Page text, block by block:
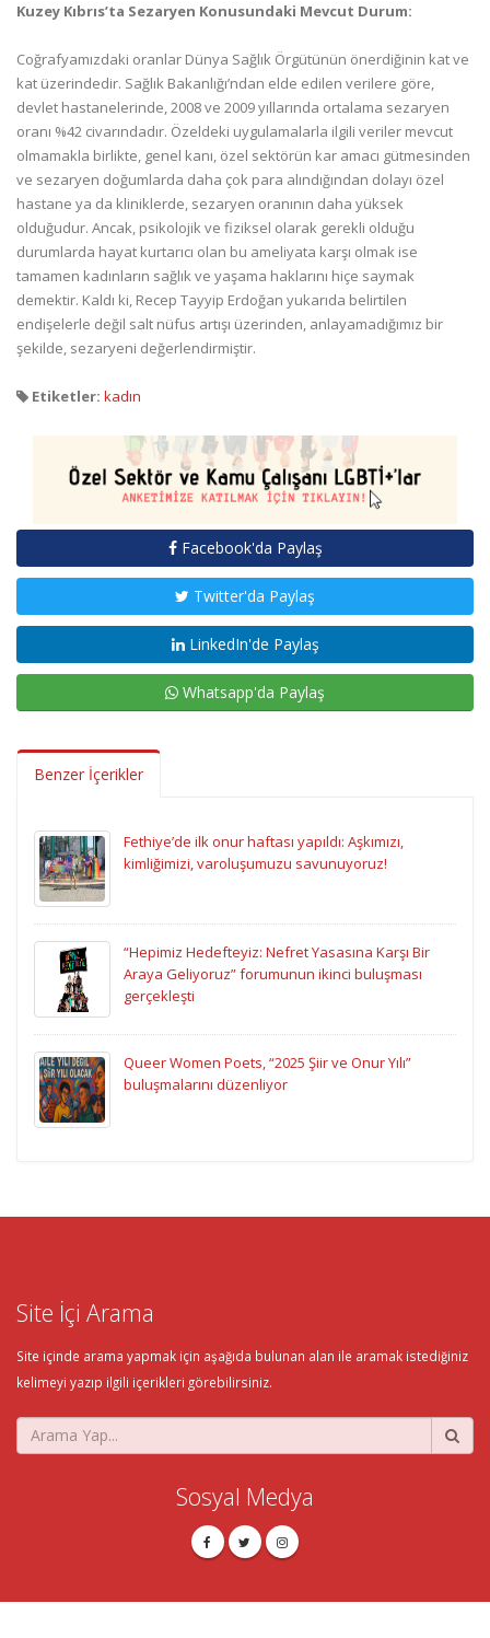
Kuzey Kıbrıs’ta Sezaryen Konusundaki Mevcut Durum:
Coğrafyamızdaki oranlar Dünya Sağlık Örgütünün önerdiğinin kat ve
kat üzerindedir. Sağlık Bakanlığı’ndan elde edilen verilere göre,
devlet hastanelerinde, 2008 ve 2009 yıllarında ortalama sezaryen
oranı %42 civarındadır. Özeldeki uygulamalarla ilgili veriler mevcut
olmamakla birlikte, genel kanı, özel sektörün kar amacı gütmesinden
ve sezaryen doğumlarda daha çok para alındığından dolayı özel
hastane ya da kliniklerde, sezaryen oranının daha yüksek
olduğudur. Ancak, psikolojik ve fiziksel olarak gerekli olduğu
durumlarda hayat kurtarıcı olan bu ameliyata karşı olmak ise
tamamen kadınların sağlık ve yaşama haklarını hiçe saymak
demektir. Kaldı ki, Recep Tayyip Erdoğan yukarıda belirtilen
endişelerle değil salt nüfus artışı üzerinden, anlayamadığımız bir
şekilde, sezaryeni değerlendirmiştir.
Etiketler: kadın
Facebook'da Paylaş
Twitter'da Paylaş
LinkedIn'de Paylaş
Whatsapp'da Paylaş
Benzer İçerikler
Fethiye’de ilk onur haftası yapıldı: Aşkımızı,
kimliğimizi, varoluşumuzu savunuyoruz!
“Hepimiz Hedefteyiz: Nefret Yasasına Karşı Bir
Araya Geliyoruz” forumunun ikinci buluşması
gerçekleşti
Queer Women Poets, “2025 Şiir ve Onur Yılı”
buluşmalarını düzenliyor
Site İçi Arama
Site içinde arama yapmak için aşağıda bulunan alan ile aramak istediğiniz
kelimeyi yazıp ilgili içerikleri görebilirsiniz.
Sosyal Medya